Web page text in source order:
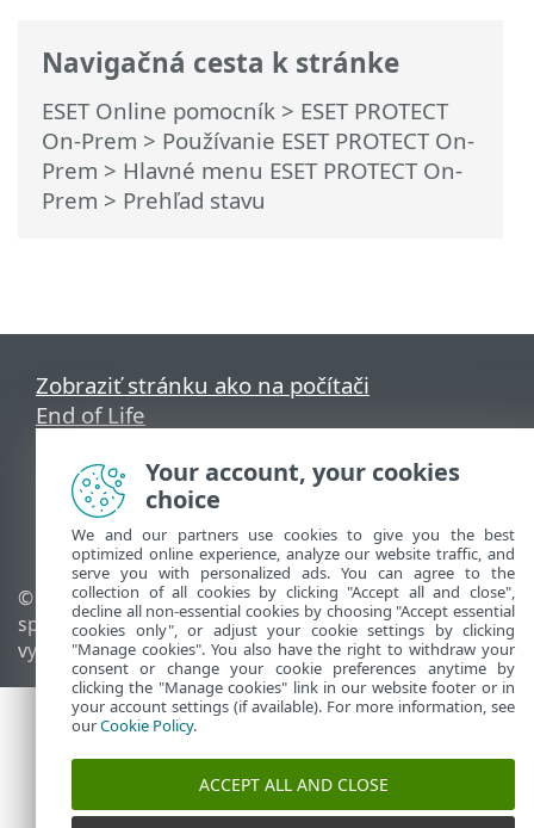
Navigačná cesta k stránke
ESET Online pomocník > ESET PROTECT
On-Prem > Používanie ESET PROTECT On-
Prem > Hlavné menu ESET PROTECT On-
Prem > Prehľad stavu
Zobraziť stránku ako na počítači
End of Life
ESET Fórum
ESET Status Portal
Technická podpora
© 1992 - 2026 ESET,
spol. s r. o. Všetky práva
vyhradené.
Spravovať súbory cookie
Zásady používania súborov
cookie
Your account, your cookies
choice
We and our partners use cookies to give you the best
optimized online experience, analyze our website traffic, and
serve you with personalized ads. You can agree to the
collection of all cookies by clicking "Accept all and close",
decline all non-essential cookies by choosing "Accept essential
cookies only", or adjust your cookie settings by clicking
"Manage cookies". You also have the right to withdraw your
consent or change your cookie preferences anytime by
clicking the "Manage cookies" link in our website footer or in
your account settings (if available). For more information, see
ourCookie Policy.
ACCEPT ALL AND CLOSE